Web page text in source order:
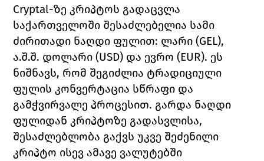
Cryptal-ზე კრიპტოს გადაცვლა
საქართველოში შესაძლებელია სამი
ძირითადი ნაღდი ფულით: ლარი (GEL),
ა.შ.შ. დოლარი (USD) და ევრო (EUR). ეს
ნიშნავს, რომ შეგიძლია ტრადიციული
ფულის კონვერტაცია სწრაფი და
გამჭვირვალე პროცესით. გარდა ნაღდი
ფულიდან კრიპტოზე გადასვლისა,
შესაძლებლობა გაქვს უკვე შეძენილი
კრიპტო ისევ ამავე ვალუტებში